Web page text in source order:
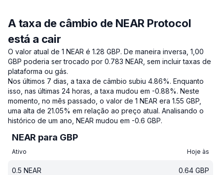
A taxa de câmbio de NEAR Protocol
está a cair
O valor atual de 1 NEAR é 1.28 GBP. De maneira inversa, 1,00
GBP poderia ser trocado por 0.783 NEAR, sem incluir taxas de
plataforma ou gás.
Nos últimos 7 dias, a taxa de câmbio subiu 4.86%. Enquanto
isso, nas últimas 24 horas, a taxa mudou em -0.88%. Neste
momento, no mês passado, o valor de 1 NEAR era 1.55 GBP,
uma alta de 21.05% em relação ao preço atual. Analisando o
histórico de um ano, NEAR mudou em -0.6 GBP.
NEAR para GBP
Ativo Hoje às
0.5 NEAR 0.64 GBP